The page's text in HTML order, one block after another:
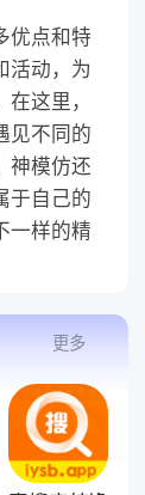
优点和特
活动，为
这里，
见不同的
神模仿还
于自己的
一样的精
更多